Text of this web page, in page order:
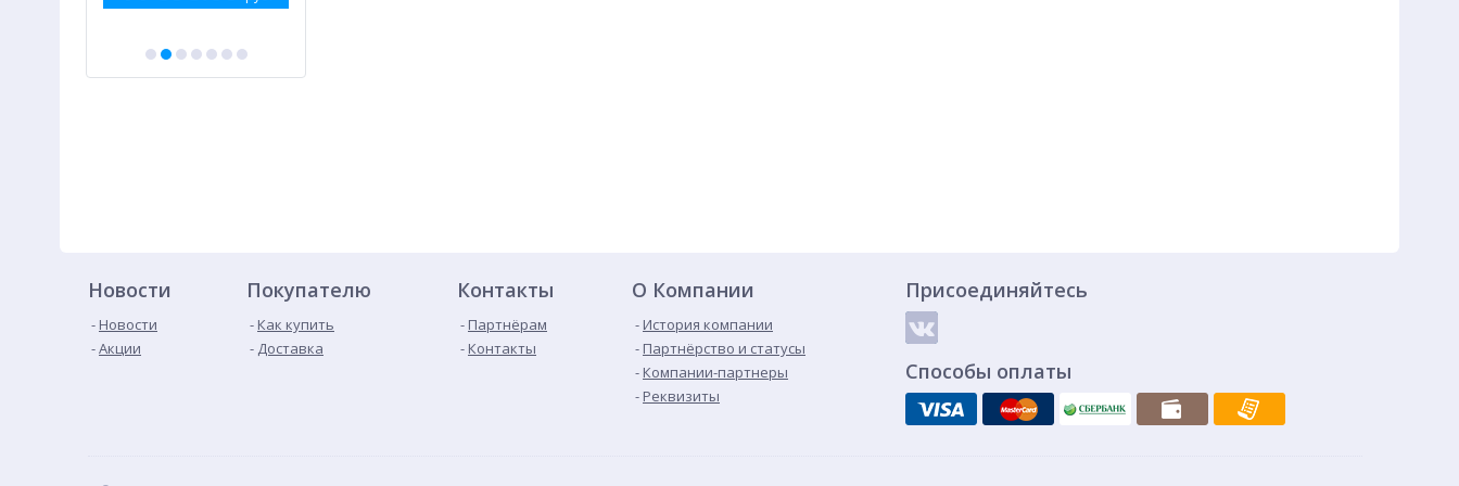
Новости
Новости
Акции
Покупателю
Как купить
Доставка
Контакты
Партнёрам
Контакты
О Компании
История компании
Партнёрство и статусы
Компании-партнеры
Реквизиты
Присоединяйтесь
Способы оплаты